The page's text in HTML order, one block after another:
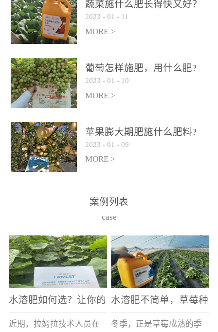
合大量元素水溶肥一起使
用，促使果实膨大，果肉
饱满，品质好，果、枝健
后期∶冲施、滴灌2.5-5kg/
亩/次配合大量元素水溶肥
一起使用，果实转色均
匀，口感好，糖度提高，
预防枝叶早衰。5、叶面喷
施︰浓度800-1500倍（1-
6kg/公顷，间隔10-14天一
次，喷1-3次。
合大量元素水溶肥一起使
后期∶冲施、滴灌2.5-5kg/
亩/次配合大量元素水溶肥
施︰浓度800-1500倍（1-
蔬菜施什么肥长得快又好？
2023 - 01 - 11
MORE >
葡萄怎样施肥，用什么肥?
2023 - 01 - 10
MORE >
苹果膨大期肥施什么肥料?
2023 - 01 - 09
MORE >
案例列表
case
水溶肥如何选？让你的
老棚土好产量高
近期，拉姆拉技术人员在
水溶肥不简单，草莓种
植户指名要使用
冬季，正是草莓成熟的季